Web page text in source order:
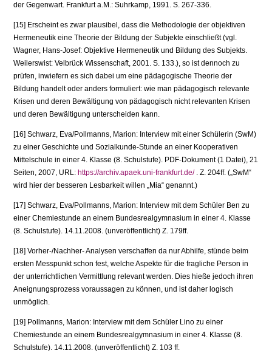
der Gegenwart. Frankfurt a.M.: Suhrkamp, 1991. S. 267-336.
[15] Erscheint es zwar plausibel, dass die Methodologie der objektiven
Hermeneutik eine Theo­rie der Bildung der Subjekte einschließt (vgl.
Wagner, Hans-Josef: Objektive Hermeneutik und Bildung des Subjekts.
Weilerswist: Velbrück Wissenschaft, 2001. S. 133.), so ist den­noch zu
prüfen, inwiefern es sich dabei um eine pädagogische Theorie der
Bildung handelt oder anders formuliert: wie man pädagogisch relevante
Krisen und deren Bewältigung von pädagogisch nicht relevanten Krisen
und deren Bewältigung unterscheiden kann.
[16] Schwarz, Eva/Pollmanns, Marion: Interview mit einer Schülerin (SwM)
zu einer Geschich­te und Sozialkunde-Stunde an einer Kooperativen
Mittelschule in einer 4. Klasse (8. Schul­stufe). PDF-Dokument (1 Datei), 21
Seiten, 2007, URL: https://archiv.apaek.uni-frankfurt.de/ . Z. 204ff. („SwM“
wird hier der besseren Lesbarkeit willen „Mia“ genannt.)
[17] Schwarz, Eva/Pollmanns, Marion: Interview mit dem Schüler Ben zu
einer Chemiestunde an einem Bundesrealgymnasium in einer 4. Klasse
(8. Schulstufe). 14.11.2008. (unveröf­fentlicht) Z. 179ff.
[18] Vorher-/Nachher- Analysen verschaffen da nur Abhilfe, stünde beim
ersten Messpunkt schon fest, welche Aspekte für die fragliche Person in
der unterrichtlichen Vermittlung relevant werden. Dies hieße jedoch ihren
Aneignungsprozess voraussagen zu können, und ist daher logisch
unmöglich.
[19] Pollmanns, Marion: Interview mit dem Schüler Lino zu einer
Chemiestunde an einem Bun­desrealgymnasium in einer 4. Klasse (8.
Schulstufe). 14.11.2008. (unveröffentlicht) Z. 103 ff.